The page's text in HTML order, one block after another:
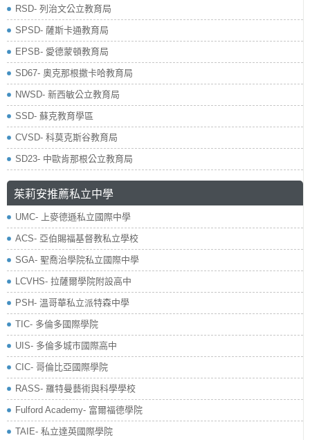
RSD- 列治文公立教育局
SPSD- 薩斯卡通教育局
EPSB- 愛德蒙頓教育局
SD67- 奧克那根撒卡哈教育局
NWSD- 新西敏公立教育局
SSD- 蘇克教育學區
CVSD- 科莫克斯谷教育局
SD23- 中歐肯那根公立教育局
茱莉安推薦私立中學
UMC- 上麥德遜私立國際中學
ACS- 亞伯賜福基督教私立學校
SGA- 聖喬治學院私立國際中學
LCVHS- 拉薩爾學院附設高中
PSH- 溫哥華私立派特森中學
TIC- 多倫多國際學院
UIS- 多倫多城市國際高中
CIC- 哥倫比亞國際學院
RASS- 羅特曼藝術與科學學校
​Fulford Academy- 富爾福德學院
TAIE- 私立達英國際學院